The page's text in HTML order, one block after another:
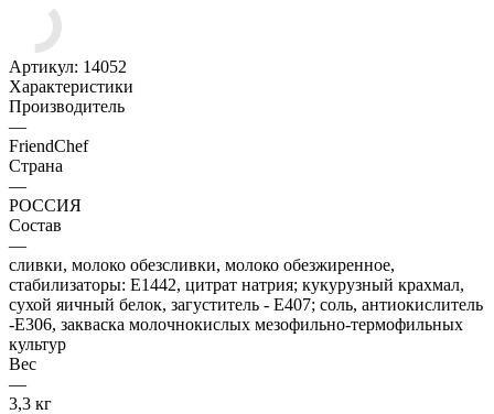
Артикул: 14052
Характеристики
Производитель
—
FriendChef
Страна
—
РОССИЯ
Состав
—
сливки, молоко обезсливки, молоко обезжиренное,
стабилизаторы: Е1442, цитрат натрия; кукурузный крахмал,
сухой яичный белок, загуститель - Е407; соль, антиокислитель
-Е306, закваска молочнокислых мезофильно-термофильных
культур
Вес
—
3,3 кг